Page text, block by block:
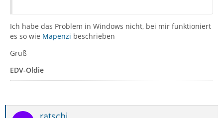
Ich habe das Problem in Windows nicht, bei mir funktioniert
es so wie Mapenzi beschrieben
Gruß
EDV-Oldie